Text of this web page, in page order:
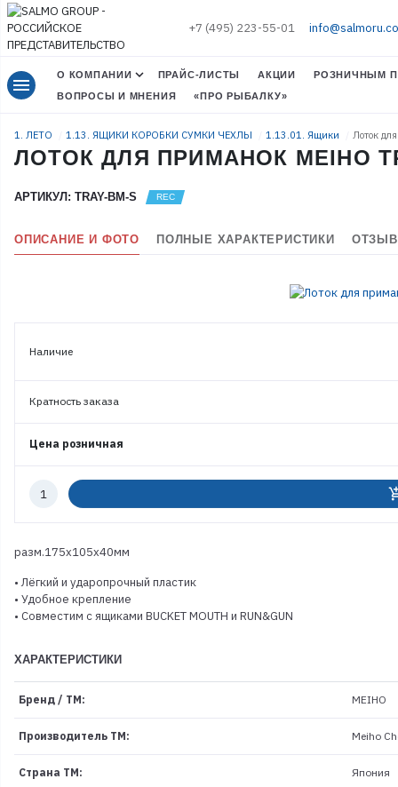
+7 (495) 223-55-01
menu О КОМПАНИИ ПРАЙС-ЛИСТЫ АКЦИИ
РОЗНИЧНЫМ
ВОПРОСЫ И МНЕНИЯ
«ПРО РЫБАЛКУ»
1. ЛЕТО 1.13. ЯЩИКИ КОРОБКИ СУМКИ ЧЕХЛЫ 1.13.01. Ящики Лоток
ЛОТОК ДЛЯ ПРИМАНОК MEIHO
АРТИКУЛ: TRAY-BM-S
ОПИСАНИЕ И ФОТО ПОЛНЫЕ ХАРАКТЕРИСТИКИ
Наличие
Кратность заказа
Цена розничная
Количество
разм.175х105х40мм
• Лёгкий и ударопрочный пластик
• Удобное крепление
• Совместим с ящиками BUCKET MOUTH и RUN&GUN
ХАРАКТЕРИСТИКИ
Бренд / ТМ: MEIHO
Производитель ТМ: Meiho
Страна ТМ: Япония